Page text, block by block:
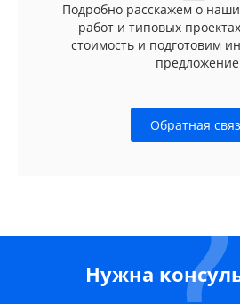
Подробно расскажем о
работ и типовых
стоимость и подготовим
Обратная
Нужна